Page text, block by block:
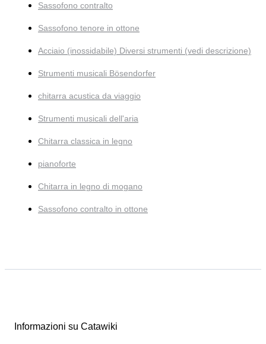
Sassofono contralto
Sassofono tenore in ottone
Acciaio (inossidabile) Diversi strumenti (vedi descrizione)
Strumenti musicali Bösendorfer
chitarra acustica da viaggio
Strumenti musicali dell'aria
Chitarra classica in legno
pianoforte
Chitarra in legno di mogano
Sassofono contralto in ottone
Informazioni su Catawiki